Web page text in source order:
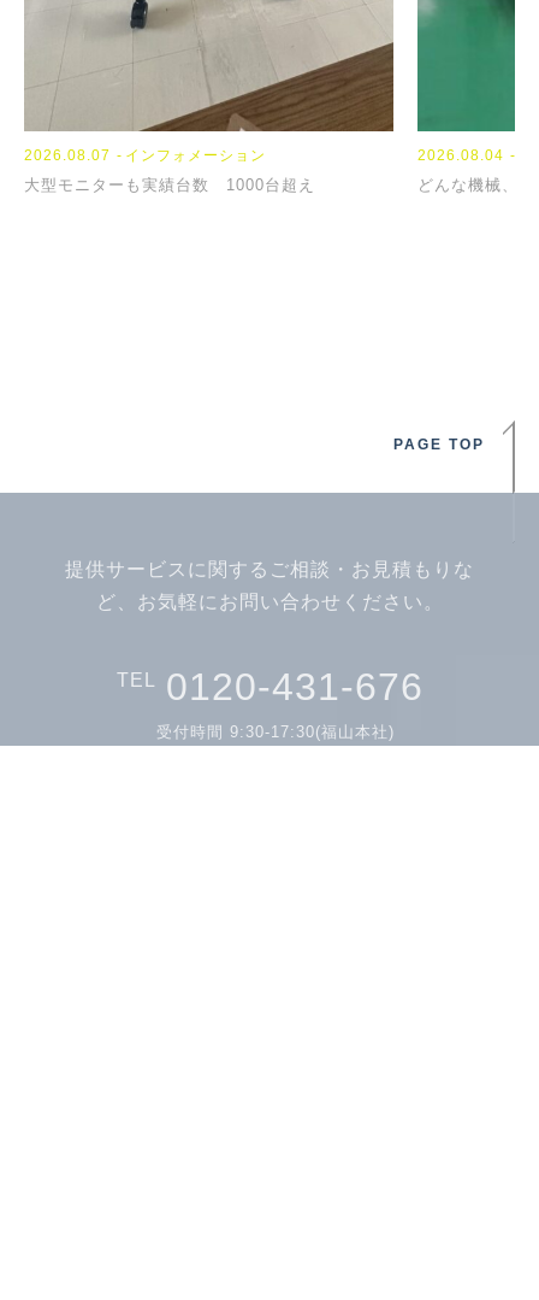
2026.08.07 インフォメーション
大型モニターも実績台数 1000台超え
2026.08.04
どんな機械、
2023.09.13
『席替え』
2024.04.04
【新年度】
PAGE TOP
提供サービスに関するご相談・お見積もりな
ど、お気軽にお問い合わせください。
TEL 0120-431-676
受付時間 9:30-17:30(福山本社)